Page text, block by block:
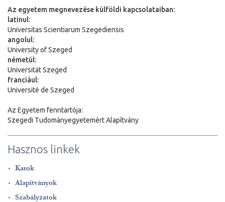
Az egyetem megnevezése külföldi kapcsolataiban:
latinul:
Universitas Scientiarum Szegediensis
angolul:
University of Szeged
németül:
Universität Szeged
franciául:
Université de Szeged
Az Egyetem fenntartója:
Szegedi Tudományegyetemért Alapítvány
Hasznos linkek
Karok
Alapítványok
Szabályzatok